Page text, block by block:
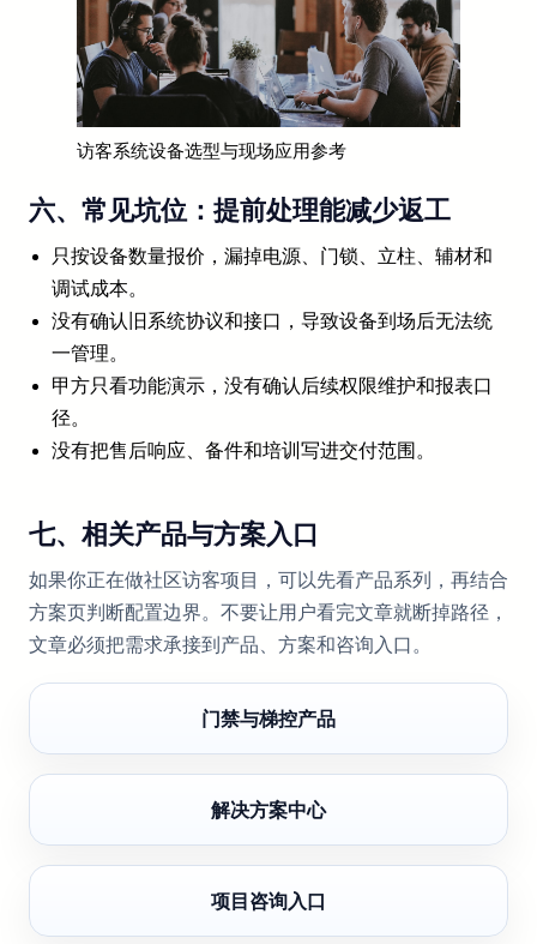
访客系统设备选型与现场应用参考
六、常见坑位：提前处理能减少返工
只按设备数量报价，漏掉电源、门锁、立柱、辅材和
调试成本。
没有确认旧系统协议和接口，导致设备到场后无法统
一管理。
甲方只看功能演示，没有确认后续权限维护和报表口
径。
没有把售后响应、备件和培训写进交付范围。
七、相关产品与方案入口
如果你正在做社区访客项目，可以先看产品系列，再结合
方案页判断配置边界。不要让用户看完文章就断掉路径，
文章必须把需求承接到产品、方案和咨询入口。
门禁与梯控产品
解决方案中心
项目咨询入口